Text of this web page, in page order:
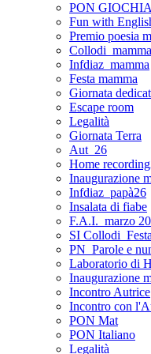
PON
Fun with
Premio poesia
Collodi_mamma
Infdiaz_mamma
Festa mamma
Giornata
Escape room
Legalità
Giornata Terra
Aut_26
Home
Inaugurazione
Infdiaz_papà26
Insalata di fiabe
F.A.I._marzo
SI
PN_Parole e
Laboratorio di
Inaugurazione
Incontro Autrice
Incontro con
PON Mat
PON Italiano
Legalità